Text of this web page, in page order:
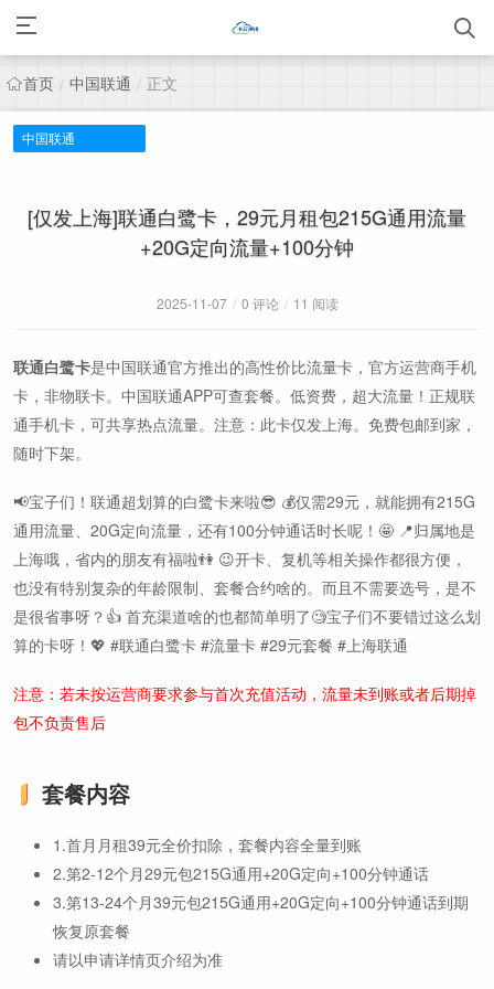
首页 / 中国联通 / 正文
中国联通
[仅发上海]联通白鹭卡，29元月租包215G通用流量
+20G定向流量+100分钟
2025-11-07 / 0 评论 / 11 阅读
联通白鹭卡是中国联通官方推出的高性价比流量卡，官方运营商手机
卡，非物联卡。中国联通APP可查套餐。低资费，超大流量！正规联
通手机卡，可共享热点流量。注意：此卡仅发上海。免费包邮到家，
随时下架。
📢宝子们！联通超划算的白鹭卡来啦😎 💰仅需29元，就能拥有215G
通用流量、20G定向流量，还有100分钟通话时长呢！🤩 📍归属地是
上海哦，省内的朋友有福啦👫 😉开卡、复机等相关操作都很方便，
也没有特别复杂的年龄限制、套餐合约啥的。而且不需要选号，是不
是很省事呀？👍 首充渠道啥的也都简单明了🧐宝子们不要错过这么划
算的卡呀！💖 #联通白鹭卡 #流量卡 #29元套餐 #上海联通
注意：若未按运营商要求参与首次充值活动，流量未到账或者后期掉
包不负责售后
套餐内容
1.首月月租39元全价扣除，套餐内容全量到账
2.第2-12个月29元包215G通用+20G定向+100分钟通话
3.第13-24个月39元包215G通用+20G定向+100分钟通话到期
恢复原套餐
请以申请详情页介绍为准